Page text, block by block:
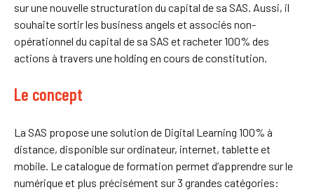
sur une nouvelle structuration du capital de sa SAS. Aussi, il
souhaite sortir les business angels et associés non-
opérationnel du capital de sa SAS et racheter 100% des
actions à travers une holding en cours de constitution.
Le concept
La SAS propose une solution de Digital Learning 100% à
distance, disponible sur ordinateur, internet, tablette et
mobile. Le catalogue de formation permet d’apprendre sur le
numérique et plus précisément sur 3 grandes catégories: